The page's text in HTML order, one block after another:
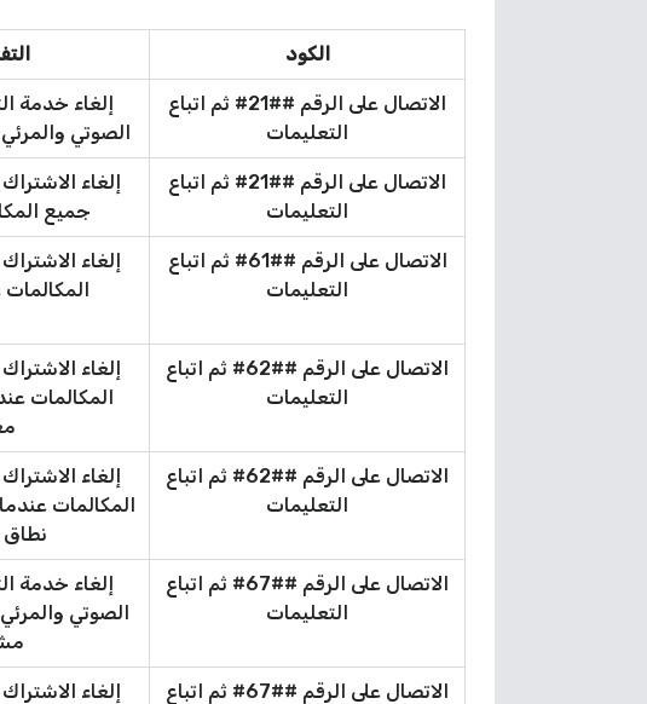
الكود
الاتصال على الرقم ##21# ثم اتباع
التعليمات
إلغاء خدمة
الصوتي
الاتصال على الرقم ##21# ثم اتباع
التعليمات
إلغاء
جميع
الاتصال على الرقم ##61# ثم اتباع
التعليمات
إلغاء
الاتصال على الرقم ##62# ثم اتباع
التعليمات
إلغاء
المكالمات
الاتصال على الرقم ##62# ثم اتباع
التعليمات
إلغاء
المكالمات
نطاق
الاتصال على الرقم ##67# ثم اتباع
التعليمات
إلغاء خدمة
الصوتي
الاتصال على الرقم ##67# ثم اتباع
إلغاء